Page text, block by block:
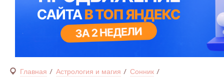
Главная Астрология и магия Сонник